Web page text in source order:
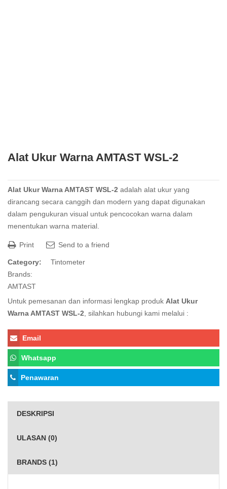
Alat Ukur Warna AMTAST WSL-2
Alat Ukur Warna AMTAST WSL-2 adalah alat ukur yang
dirancang secara canggih dan modern yang dapat digunakan
dalam pengukuran visual untuk pencocokan warna dalam
menentukan warna material.
Print Send to a friend
Category:
Tintometer
Brands:
AMTAST
Untuk pemesanan dan informasi lengkap produk Alat Ukur
Warna AMTAST WSL-2 , silahkan hubungi kami melalui :
Email
Whatsapp
Penawaran
DESKRIPSI
ULASAN (0)
BRANDS (1)